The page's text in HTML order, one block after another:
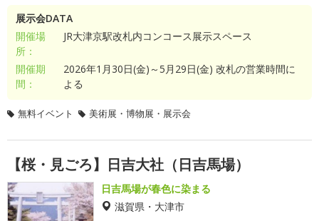
展示会DATA
開催場
所：
JR大津京駅改札内コンコース展示スペース
開催期
間：
2026年1月30日(金)～5月29日(金) 改札の営業時間に
よる
無料イベント 美術展・博物展・展示会
【桜・見ごろ】日吉大社（日吉馬場）
日吉馬場が春色に染まる
滋賀県・大津市